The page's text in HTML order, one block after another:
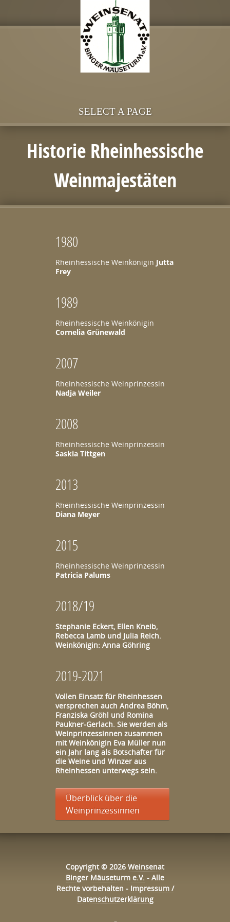
SELECT A PAGE
Historie Rheinhessische
Weinmajestäten
1980
Rheinhessische Weinkönigin Jutta
Frey
1989
Rheinhessische Weinkönigin
Cornelia Grünewald
2007
Rheinhessische Weinprinzessin
Nadja Weiler
2008
Rheinhessische Weinprinzessin
Saskia Tittgen
2013
Rheinhessische Weinprinzessin
Diana Meyer
2015
Rheinhessische Weinprinzessin
Patricia Palums
2018/19
Stephanie Eckert, Ellen Kneib,
Rebecca Lamb und Julia Reich.
Weinkönigin: Anna Göhring
2019-2021
Vollen Einsatz für Rheinhessen
versprechen auch Andrea Böhm,
Franziska Gröhl und Romina
Paukner-Gerlach. Sie werden als
Weinprinzessinnen zusammen
mit Weinkönigin Eva Müller nun
ein Jahr lang als Botschafter für
die Weine und Winzer aus
Rheinhessen unterwegs sein.
Überblick über die
Weinprinzessinnen
Copyright © 2026 Weinsenat
Binger Mäuseturm e.V. - Alle
Rechte vorbehalten - Impressum /
Datenschutzerklärung